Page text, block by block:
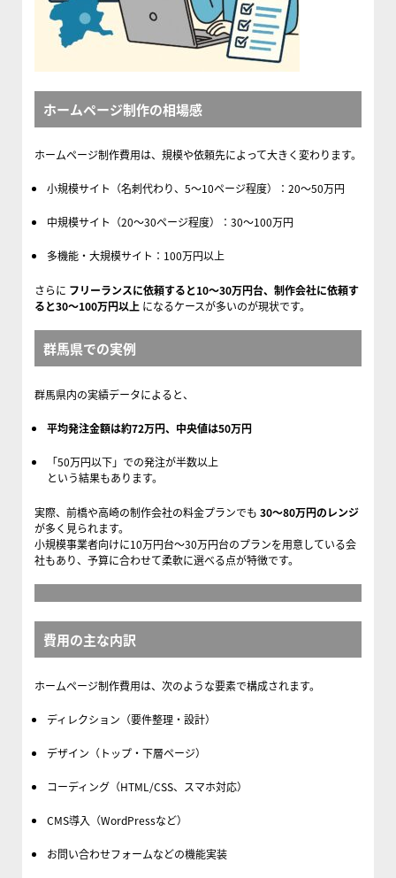
ホームページ制作の相場感
ホームページ制作費用は、規模や依頼先によって大きく変わります。
小規模サイト（名刺代わり、5〜10ページ程度）：20〜50万円
中規模サイト（20〜30ページ程度）：30〜100万円
多機能・大規模サイト：100万円以上
さらに フリーランスに依頼すると10〜30万円台、制作会社に依頼す
ると30〜100万円以上 になるケースが多いのが現状です。
群馬県での実例
群馬県内の実績データによると、
平均発注金額は約72万円、中央値は50万円
「50万円以下」での発注が半数以上
という結果もあります。
実際、前橋や高崎の制作会社の料金プランでも 30〜80万円のレンジ
が多く見られます。
小規模事業者向けに10万円台〜30万円台のプランを用意している会
社もあり、予算に合わせて柔軟に選べる点が特徴です。
費用の主な内訳
ホームページ制作費用は、次のような要素で構成されます。
ディレクション（要件整理・設計）
デザイン（トップ・下層ページ）
コーディング（HTML/CSS、スマホ対応）
CMS導入（WordPressなど）
お問い合わせフォームなどの機能実装